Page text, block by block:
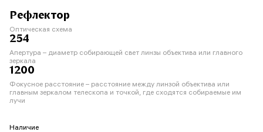
Рефлектор
Оптическая схема
254
Апертура – диаметр собирающей свет линзы объектива или главного
зеркала
1200
Фокусное расстояние – расстояние между линзой объектива или
главным зеркалом телескопа и точкой, где сходятся собираемые им
лучи
Наличие